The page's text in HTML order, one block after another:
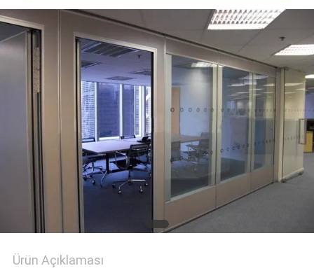
SITE
HARITASI
PRIVACY
POLICY
Ürün Açıklaması